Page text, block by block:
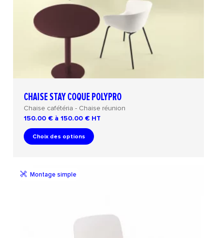
CHAISE STAY COQUE POLYPRO
Chaise cafétéria - Chaise réunion
150.00 € à 150.00 € HT
Choix des options
Montage simple